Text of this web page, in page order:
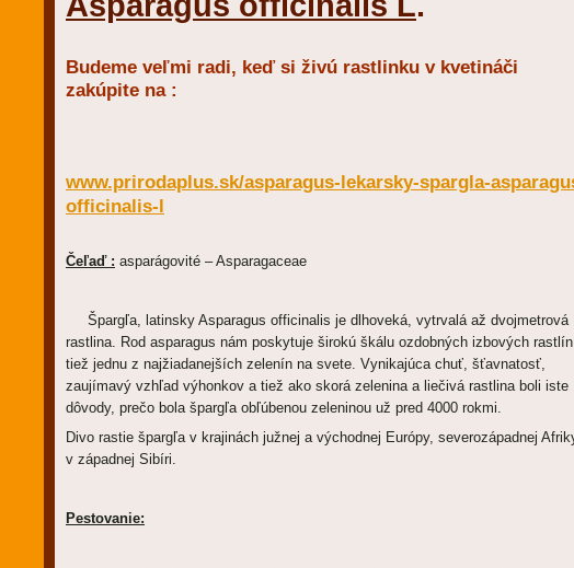
Budeme veľmi radi, keď si živú rastlinku v kvetináči
zakúpite na :
www.prirodaplus.sk/asparagus-lekarsky-spargla-
officinalis-l
Čeľaď : asparágovité – Asparagaceae
Špargľa, latinsky Asparagus officinalis je dlhoveká, vytrvalá až dvojmetrová
rastlina. Rod asparagus nám poskytuje širokú škálu ozdobných izbových
tiež jednu z najžiadanejších zelenín na svete. Vynikajúca chuť, šťavnatosť,
zaujímavý vzhľad výhonkov a tiež ako skorá zelenina a liečivá rastlina boli iste
dôvody, prečo bola špargľa obľúbenou zeleninou už pred 4000 rokmi.
Divo rastie špargľa v krajinách južnej a východnej Európy, severozápadnej
v západnej Sibíri.
Pestovanie: